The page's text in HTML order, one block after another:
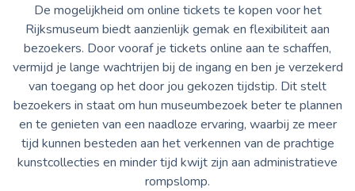
De mogelijkheid om online tickets te kopen voor het
Rijksmuseum biedt aanzienlijk gemak en flexibiliteit aan
bezoekers. Door vooraf je tickets online aan te schaffen,
vermijd je lange wachtrijen bij de ingang en ben je verzekerd
van toegang op het door jou gekozen tijdstip. Dit stelt
bezoekers in staat om hun museumbezoek beter te plannen
en te genieten van een naadloze ervaring, waarbij ze meer
tijd kunnen besteden aan het verkennen van de prachtige
kunstcollecties en minder tijd kwijt zijn aan administratieve
rompslomp.